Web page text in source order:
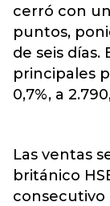
cerró con un
puntos,
de seis días.
principales
0,7%, a
Las ventas
británico
consecutivo